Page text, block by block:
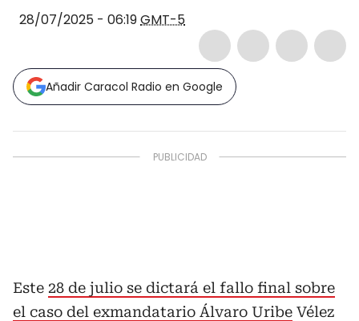
28/07/2025 - 06:19GMT-5
Añadir Caracol Radio en Google
Este 28 de julio se dictará el fallo final sobre
el caso del exmandatario Álvaro Uribe Vélez